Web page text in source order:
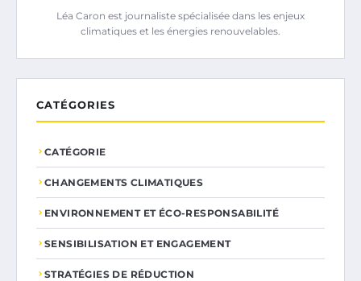
Léa Caron est journaliste spécialisée dans les enjeux
climatiques et les énergies renouvelables.
CATÉGORIES
CATÉGORIE
CHANGEMENTS CLIMATIQUES
ENVIRONNEMENT ET ÉCO-RESPONSABILITÉ
SENSIBILISATION ET ENGAGEMENT
STRATÉGIES DE RÉDUCTION